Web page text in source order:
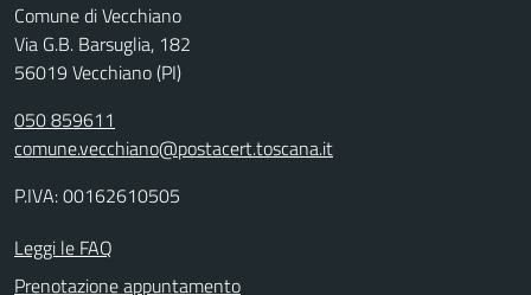
Comune di Vecchiano
Via G.B. Barsuglia, 182
56019 Vecchiano (PI)
050 859611
comune.vecchiano@postacert.toscana.it
P.IVA: 00162610505
Leggi le FAQ
Prenotazione appuntamento